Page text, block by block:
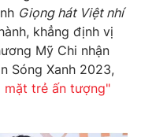
bằng AI
Giọng hát Việt nhí
khẳng định vị
Mỹ Chi nhận
Sóng Xanh 2023,
mặt trẻ ấn tượng"